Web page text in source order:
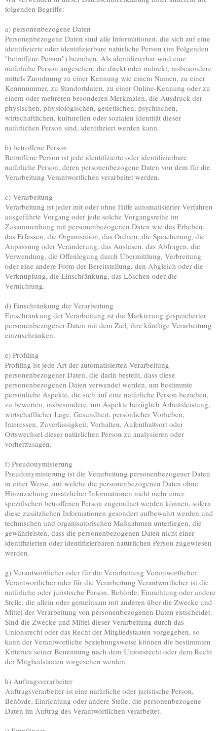
folgenden Begriffe:
a) personenbezogene Daten
Personenbezogene Daten sind alle Informationen, die sich auf eine
identifizierte oder identifizierbare natürliche Person (im Folgenden
"betroffene Person") beziehen. Als identifizierbar wird eine
natürliche Person angesehen, die direkt oder indirekt, insbesondere
mittels Zuordnung zu einer Kennung wie einem Namen, zu einer
Kennnummer, zu Standortdaten, zu einer Online-Kennung oder zu
einem oder mehreren besonderen Merkmalen, die Ausdruck der
physischen, physiologischen, genetischen, psychischen,
wirtschaftlichen, kulturellen oder sozialen Identität dieser
natürlichen Person sind, identifiziert werden kann.
b) betroffene Person
Betroffene Person ist jede identifizierte oder identifizierbare
natürliche Person, deren personenbezogene Daten von dem für die
Verarbeitung Verantwortlichen verarbeitet werden.
c) Verarbeitung
Verarbeitung ist jeder mit oder ohne Hilfe automatisierter Verfahren
ausgeführte Vorgang oder jede solche Vorgangsreihe im
Zusammenhang mit personenbezogenen Daten wie das Erheben,
das Erfassen, die Organisation, das Ordnen, die Speicherung, die
Anpassung oder Veränderung, das Auslesen, das Abfragen, die
Verwendung, die Offenlegung durch Übermittlung, Verbreitung
oder eine andere Form der Bereitstellung, den Abgleich oder die
Verknüpfung, die Einschränkung, das Löschen oder die
Vernichtung.
d) Einschränkung der Verarbeitung
Einschränkung der Verarbeitung ist die Markierung gespeicherter
personenbezogener Daten mit dem Ziel, ihre künftige Verarbeitung
einzuschränken.
e) Profiling
Profiling ist jede Art der automatisierten Verarbeitung
personenbezogener Daten, die darin besteht, dass diese
personenbezogenen Daten verwendet werden, um bestimmte
persönliche Aspekte, die sich auf eine natürliche Person beziehen,
zu bewerten, insbesondere, um Aspekte bezüglich Arbeitsleistung,
wirtschaftlicher Lage, Gesundheit, persönlicher Vorlieben,
Interessen, Zuverlässigkeit, Verhalten, Aufenthaltsort oder
Ortswechsel dieser natürlichen Person zu analysieren oder
vorherzusagen.
f) Pseudonymisierung
Pseudonymisierung ist die Verarbeitung personenbezogener Daten
in einer Weise, auf welche die personenbezogenen Daten ohne
Hinzuziehung zusätzlicher Informationen nicht mehr einer
spezifischen betroffenen Person zugeordnet werden können, sofern
diese zusätzlichen Informationen gesondert aufbewahrt werden und
technischen und organisatorischen Maßnahmen unterliegen, die
gewährleisten, dass die personenbezogenen Daten nicht einer
identifizierten oder identifizierbaren natürlichen Person zugewiesen
werden.
g) Verantwortlicher oder für die Verarbeitung Verantwortlicher
Verantwortlicher oder für die Verarbeitung Verantwortlicher ist die
natürliche oder juristische Person, Behörde, Einrichtung oder andere
Stelle, die allein oder gemeinsam mit anderen über die Zwecke und
Mittel der Verarbeitung von personenbezogenen Daten entscheidet.
Sind die Zwecke und Mittel dieser Verarbeitung durch das
Unionsrecht oder das Recht der Mitgliedstaaten vorgegeben, so
kann der Verantwortliche beziehungsweise können die bestimmten
Kriterien seiner Benennung nach dem Unionsrecht oder dem Recht
der Mitgliedstaaten vorgesehen werden.
h) Auftragsverarbeiter
Auftragsverarbeiter ist eine natürliche oder juristische Person,
Behörde, Einrichtung oder andere Stelle, die personenbezogene
Daten im Auftrag des Verantwortlichen verarbeitet.